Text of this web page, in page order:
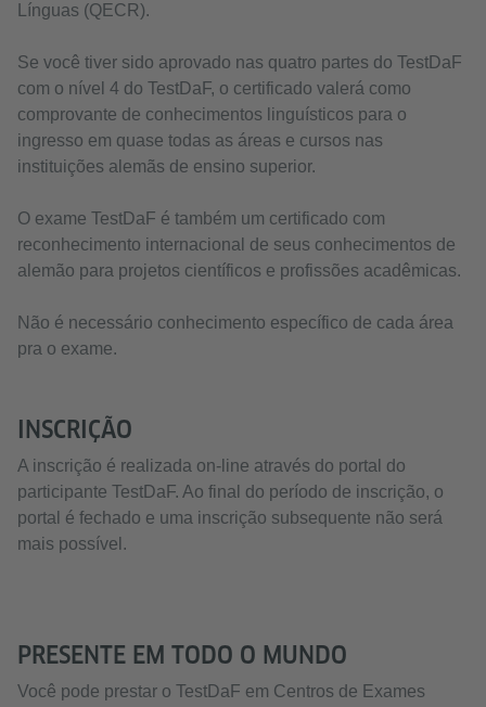
Línguas (QECR).
Se você tiver sido aprovado nas quatro partes do TestDaF
com o nível 4 do TestDaF, o certificado valerá como
comprovante de conhecimentos linguísticos para o
ingresso em quase todas as áreas e cursos nas
instituições alemãs de ensino superior.
O exame TestDaF é também um certificado com
reconhecimento internacional de seus conhecimentos de
alemão para projetos científicos e profissões acadêmicas.
Não é necessário conhecimento específico de cada área
pra o exame.
INSCRIÇÃO
A inscrição é realizada on-line através do portal do
participante TestDaF. Ao final do período de inscrição, o
portal é fechado e uma inscrição subsequente não será
mais possível.
PRESENTE EM TODO O MUNDO
Você pode prestar o TestDaF em Centros de Exames